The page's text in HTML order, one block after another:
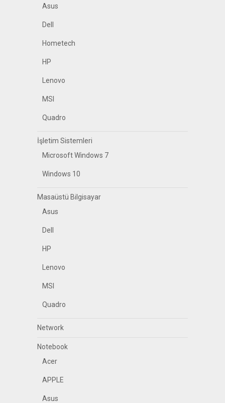
Asus
Dell
Hometech
HP
Lenovo
MSI
Quadro
İşletim Sistemleri
Microsoft Windows 7
Windows 10
Masaüstü Bilgisayar
Asus
Dell
HP
Lenovo
MSI
Quadro
Network
Notebook
Acer
APPLE
Asus